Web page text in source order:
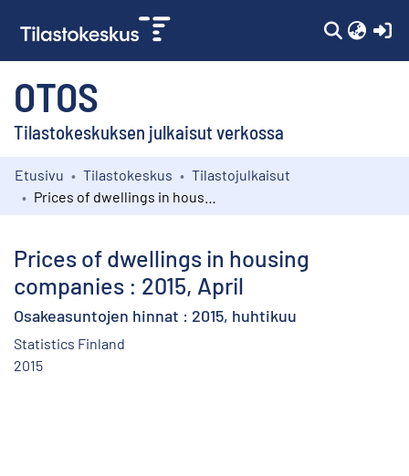
OTOS
Tilastokeskuksen julkaisut verkossa
Kokoelmat
Etusivu Tilastokeskus
Tilastojulkaisut
Prices of dwellings in housing
companies : 2015, April
Osakeasuntojen hinnat : 2015, huhtikuu
Statistics Finland
2015